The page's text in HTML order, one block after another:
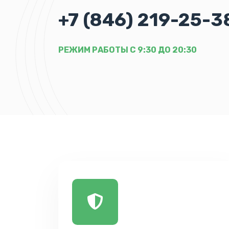
+7 (846) 219-25-
РЕЖИМ РАБОТЫ С 9:30 ДО 20:30